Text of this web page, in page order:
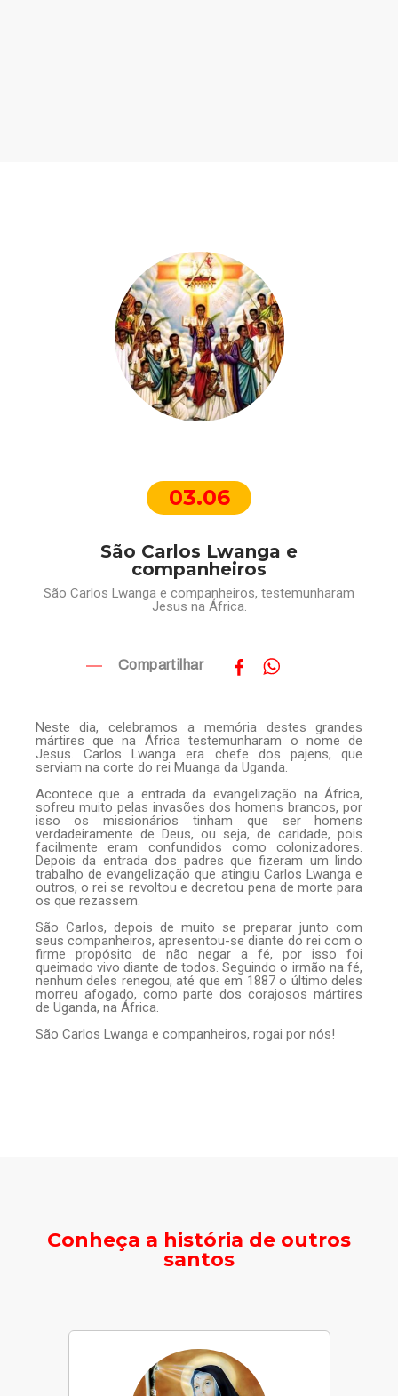
03.06
São Carlos Lwanga e
companheiros
São Carlos Lwanga e companheiros, testemunharam
Jesus na África.
Compartilhar
Neste dia, celebramos a memória destes grandes
mártires que na África testemunharam o nome de
Jesus. Carlos Lwanga era chefe dos pajens, que
serviam na corte do rei Muanga da Uganda.
Acontece que a entrada da evangelização na África,
sofreu muito pelas invasões dos homens brancos, por
isso os missionários tinham que ser homens
verdadeiramente de Deus, ou seja, de caridade, pois
facilmente eram confundidos como colonizadores.
Depois da entrada dos padres que fizeram um lindo
trabalho de evangelização que atingiu Carlos Lwanga e
outros, o rei se revoltou e decretou pena de morte para
os que rezassem.
São Carlos, depois de muito se preparar junto com
seus companheiros, apresentou-se diante do rei com o
firme propósito de não negar a fé, por isso foi
queimado vivo diante de todos. Seguindo o irmão na fé,
nenhum deles renegou, até que em 1887 o último deles
morreu afogado, como parte dos corajosos mártires
de Uganda, na África.
São Carlos Lwanga e companheiros, rogai por nós!
Conheça a história de outros
santos